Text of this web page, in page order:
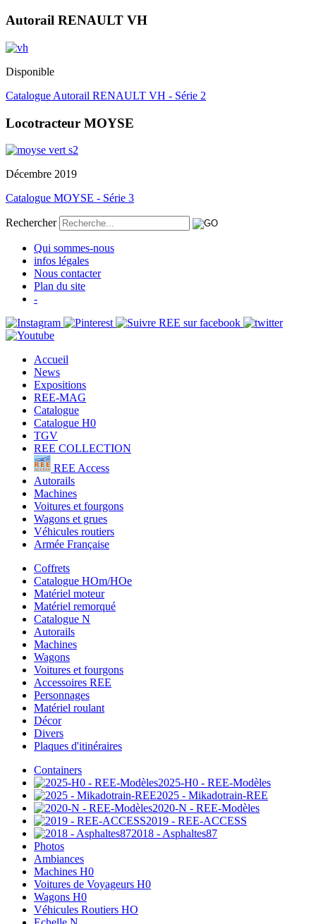
Autorail RENAULT VH
Disponible
Catalogue Autorail RENAULT VH - Série 2
Locotracteur MOYSE
Décembre 2019
Catalogue MOYSE - Série 3
Rechercher
Qui sommes-nous
infos légales
Nous contacter
Plan du site
-
Accueil
News
Expositions
REE-MAG
Catalogue
Catalogue H0
TGV
REE COLLECTION
REE Access
Autorails
Machines
Voitures et fourgons
Wagons et grues
Véhicules routiers
Armée Française
Coffrets
Catalogue HOm/HOe
Matériel moteur
Matériel remorqué
Catalogue N
Autorails
Machines
Wagons
Voitures et fourgons
Accessoires REE
Personnages
Matériel roulant
Décor
Divers
Plaques d'itinéraires
Containers
2025-H0 - REE-Modèles
2025 - Mikadotrain-REE
2020-N - REE-Modèles
2019 - REE-ACCESS
2018 - Asphaltes87
Photos
Ambiances
Machines H0
Voitures de Voyageurs H0
Wagons H0
Véhicules Routiers HO